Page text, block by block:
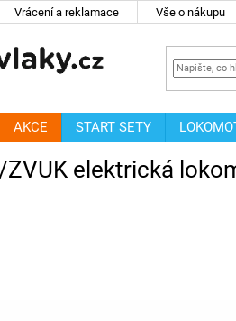
Vrácení a reklamace Vše o nákupu
AKCE START SETY
ZVUK elektrická